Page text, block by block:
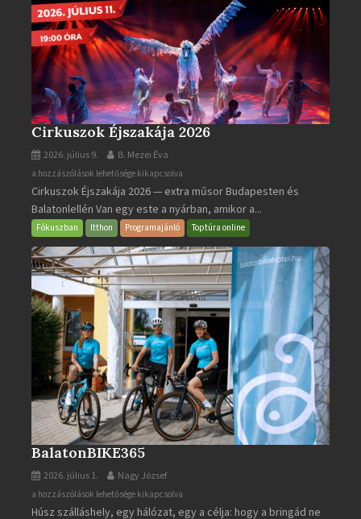
Cirkuszok Éjszakája 2026
2026. július 9. B. Mezei Éva
Cirkuszok
Éjszakája
2026
bejegyzéshez
a hozzászólások lehetősége kikapcsolva
Cirkuszok Éjszakája 2026 — extra műsor Budapesten és
Balatonlellén Van egy este a nyárban, amikor a...
Fókuszban Itthon Programajánló Toptúra online
BalatonBIKE365
2026. július 1. Nagy József
BalatonBIKE365
bejegyzéshez
a hozzászólások lehetősége kikapcsolva
Húsz szálláshely, egy hálózat, egy a célja: hogy a bringád ne